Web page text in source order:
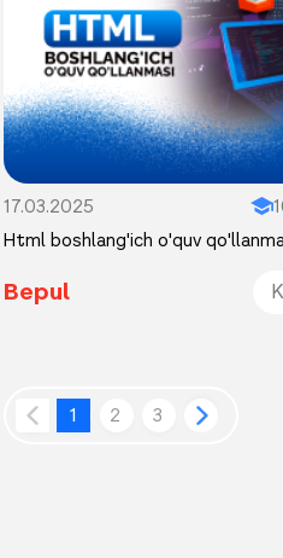
17.03.2025
Html boshlang'ich o'quv
Bepul
1 2 3